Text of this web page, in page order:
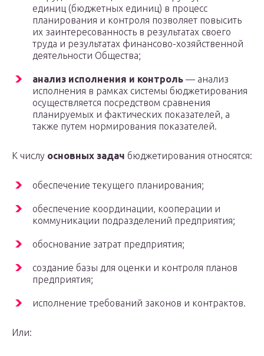
единиц (бюджетных единиц) в процесс
планирования и контроля позволяет повысить
их заинтересованность в результатах своего
труда и результатах финансово-хозяйственной
деятельности Общества;
анализ исполнения и контроль — анализ
исполнения в рамках системы бюджетирования
осуществляется посредством сравнения
планируемых и фактических показателей, а
также путем нормирования показателей.
К числу основных задач бюджетирования относятся:
обеспечение текущего планирования;
обеспечение координации, кооперации и
коммуникации подразделений предприятия;
обоснование затрат предприятия;
создание базы для оценки и контроля планов
предприятия;
исполнение требований законов и контрактов.
Или: